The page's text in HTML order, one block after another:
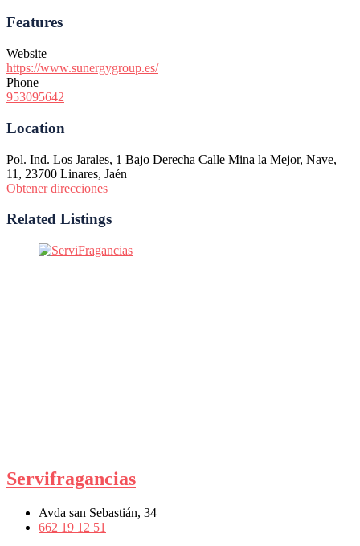
Features
Website
https://www.sunergygroup.es/
Phone
953095642
Location
Pol. Ind. Los Jarales, 1 Bajo Derecha Calle Mina la Mejor, Nave,
11, 23700 Linares, Jaén
Obtener direcciones
Related Listings
Servifragancias
Avda san Sebastián, 34
662 19 12 51